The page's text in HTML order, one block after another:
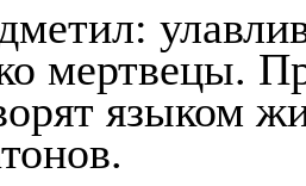
мертвецы.
языком